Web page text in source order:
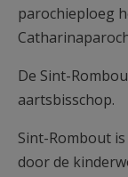
parochieploeg
De Sint-
aartsbisschop.
Sint-Rombout
door de